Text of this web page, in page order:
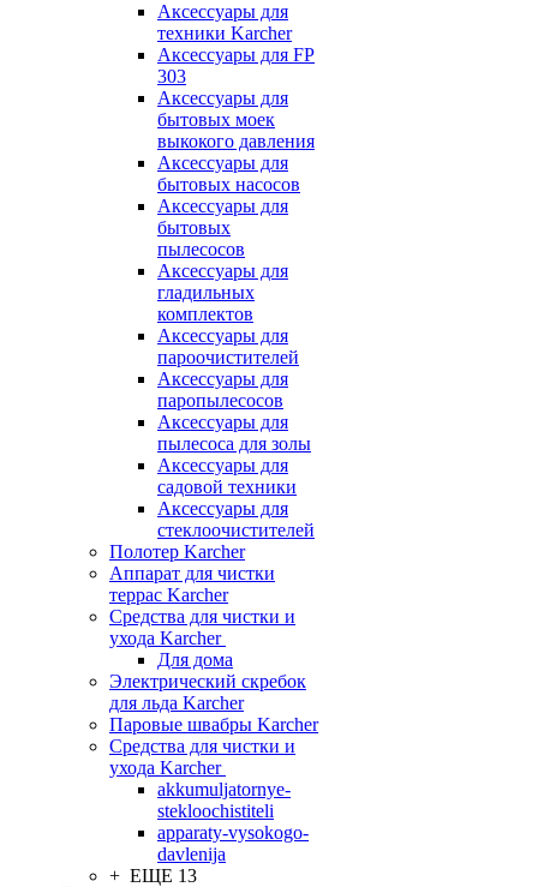
Аксессуары для
техники Karcher
Аксессуары для FP
303
Аксессуары для
бытовых моек
выкокого давления
Аксессуары для
бытовых насосов
Аксессуары для
бытовых
пылесосов
Аксессуары для
гладильных
комплектов
Аксессуары для
пароочистителей
Аксессуары для
паропылесосов
Аксессуары для
пылесоса для золы
Аксессуары для
садовой техники
Аксессуары для
стеклоочистителей
Полотер Karcher
Аппарат для чистки
террас Karcher
Средства для чистки и
ухода Karcher
Для дома
Электрический скребок
для льда Karcher
Паровые швабры Karcher
Средства для чистки и
ухода Karcher
akkumuljatornye-
stekloochistiteli
apparaty-vysokogo-
davlenija
+ ЕЩЕ 13